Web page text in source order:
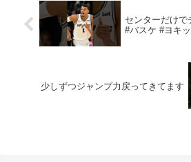
センターだけ
#バスケ #ヨキ
少しずつジャンプ力戻ってきてます